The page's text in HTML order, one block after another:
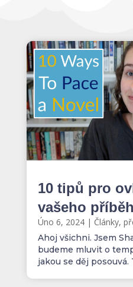
10 tipů pro
vašeho
Úno 6, 2024| Články,
Ahoj všichni. Jsem
budeme mluvit o
jakou se děj posouvá.